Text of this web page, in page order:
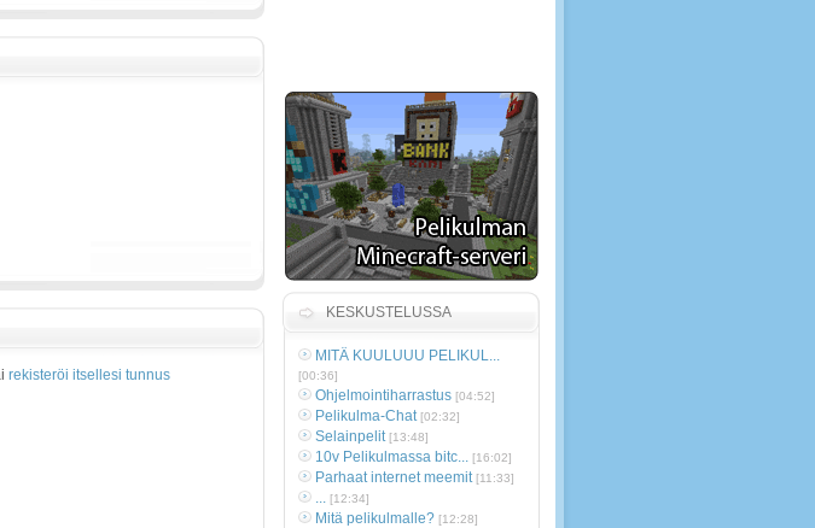
rekisteröi itsellesi tunnus
KESKUSTELUSSA
MITÄ KUULUUU PELIKUL...
[00:36]
Ohjelmointiharrastus [04:52]
Pelikulma-Chat [02:32]
Selainpelit [13:48]
10v Pelikulmassa bitc... [16:02]
Parhaat internet meemit [11:33]
... [12:34]
Mitä pelikulmalle? [12:28]